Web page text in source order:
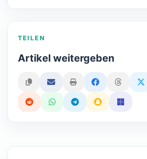
TEILEN
Artikel weitergeben